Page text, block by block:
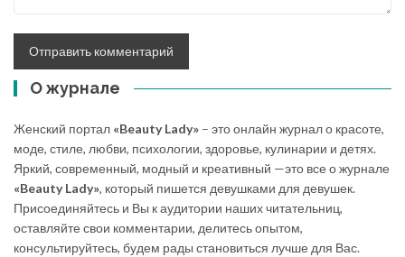
О журнале
Женский портал «Beauty Lady» – это онлайн журнал о красоте,
моде, стиле, любви, психологии, здоровье, кулинарии и детях.
Яркий, современный, модный и креативный —это все о журнале
«Beauty Lady», который пишется девушками для девушек.
Присоединяйтесь и Вы к аудитории наших читательниц,
оставляйте свои комментарии, делитесь опытом,
консультируйтесь, будем рады становиться лучше для Вас.